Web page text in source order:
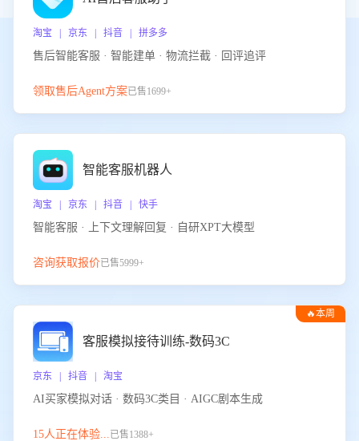
淘宝 | 京东 | 抖音 | 拼多多
售后智能客服 · 智能建单 · 物流拦截 · 回评追评
领取售后Agent方案已售1699+
智能客服机器人
淘宝 | 京东 | 抖音 | 快手
智能客服 · 上下文理解回复 · 自研XPT大模型
咨询获取报价已售5999+
🔥本周
客服模拟接待训练-数码3C
京东 | 抖音 | 淘宝
AI买家模拟对话 · 数码3C类目 · AIGC剧本生成
15人正在体验...已售1388+